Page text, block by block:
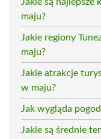
maju?
Jakie regiony
maju?
Jakie atrakcje
w maju?
Jak wygląda
Jakie są średnie